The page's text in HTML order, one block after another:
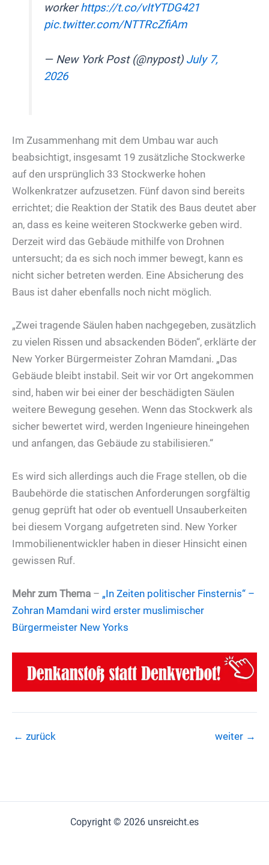
workerhttps://t.co/vItYTDG421
pic.twitter.com/NTTRcZfiAm
— New York Post (@nypost) July 7,
2026
Im Zusammenhang mit dem Umbau war auch
beabsichtigt, insgesamt 19 zusätzliche Stockwerke
auf den ursprünglich 33 Stockwerke hohen
Wolkenkratzer aufzusetzen. Fünf davon sind bereits
errichtet; die Reaktion der Statik des Baus deutet aber
an, dass es keine weiteren Stockwerke geben wird.
Derzeit wird das Gebäude mithilfe von Drohnen
untersucht; da es sich noch immer bewegt, kann es
nicht sicher betreten werden. Eine Absicherung des
Baus ist daher ebenfalls noch nicht möglich.
„Zwei tragende Säulen haben nachgegeben, zusätzlich
zu vielen Rissen und absackenden Böden“, erklärte der
New Yorker Bürgermeister Zohran Mamdani. „Das
Gebäude bleibt instabil. Seit wir vor Ort angekommen
sind, haben wir bei einer der beschädigten Säulen
weitere Bewegung gesehen. Wenn das Stockwerk als
sicher bewertet wird, werden Ingenieure hineingehen
und anfangen, das Gebäude zu stabilisieren.“
Es wird sich allerdings auch die Frage stellen, ob die
Baubehörde die statischen Anforderungen sorgfältig
genug geprüft hat oder ob eventuell Unsauberkeiten
bei diesem Vorgang aufgetreten sind. New Yorker
Immobilienentwickler haben in dieser Hinsicht einen
gewissen Ruf.
Mehr zum Thema – „In Zeiten politischer Finsternis“ –
Zohran Mamdani wird erster muslimischer
Bürgermeister New Yorks
← zurück weiter →
Copyright © 2026 unsreicht.es